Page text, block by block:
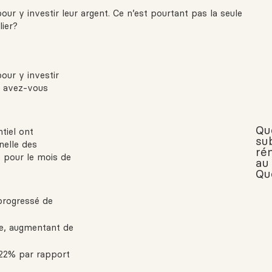
y investir leur argent. Ce n’est pourtant pas la seule
y investir
avez-vous
ont
des
pour le mois de
de
augmentant de
par rapport
au